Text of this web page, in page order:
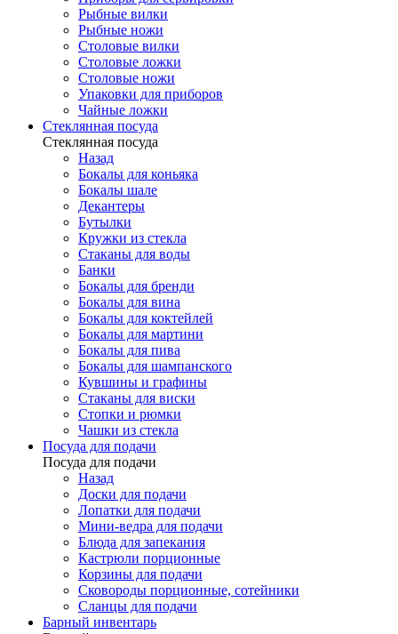
Рыбные вилки
Рыбные ножи
Столовые вилки
Столовые ложки
Столовые ножи
Упаковки для приборов
Чайные ложки
Стеклянная посуда
Стеклянная посуда
Назад
Бокалы для коньяка
Бокалы шале
Декантеры
Бутылки
Кружки из стекла
Стаканы для воды
Банки
Бокалы для бренди
Бокалы для вина
Бокалы для коктейлей
Бокалы для мартини
Бокалы для пива
Бокалы для шампанского
Кувшины и графины
Стаканы для виски
Стопки и рюмки
Чашки из стекла
Посуда для подачи
Посуда для подачи
Назад
Доски для подачи
Лопатки для подачи
Мини-ведра для подачи
Блюда для запекания
Кастрюли порционные
Корзины для подачи
Сковороды порционные, сотейники
Сланцы для подачи
Барный инвентарь